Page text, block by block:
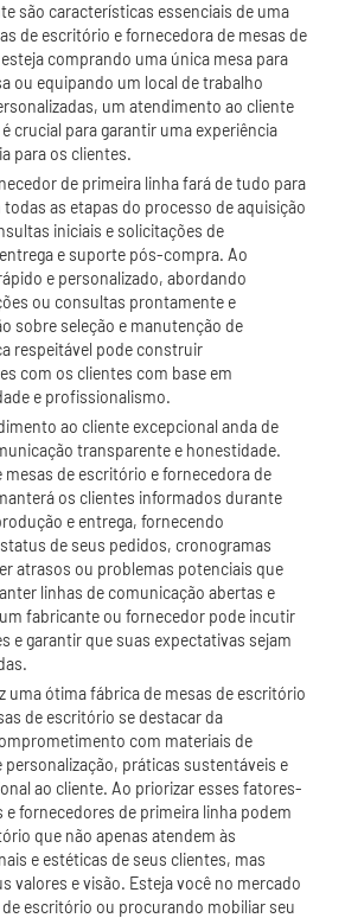
são características essenciais de uma
de escritório e fornecedora de mesas de
comprando uma única mesa para
ou equipando um local de trabalho
um atendimento ao cliente
crucial para garantir uma experiência
para os clientes.
de primeira linha fará de tudo para
as etapas do processo de aquisição
iniciais e solicitações de
e suporte pós-compra. Ao
e personalizado, abordando
ou consultas prontamente e
sobre seleção e manutenção de
respeitável pode construir
com os clientes com base em
e profissionalismo.
ao cliente excepcional anda de
transparente e honestidade.
mesas de escritório e fornecedora de
os clientes informados durante
e entrega, fornecendo
de seus pedidos, cronogramas
atrasos ou problemas potenciais que
linhas de comunicação abertas e
fabricante ou fornecedor pode incutir
e garantir que suas expectativas sejam
uma ótima fábrica de mesas de escritório
de escritório se destacar da
com materiais de
personalização, práticas sustentáveis ​​e
ao cliente. Ao priorizar esses fatores-
e fornecedores de primeira linha podem
que não apenas atendem às
e estéticas de seus clientes, mas
valores e visão. Esteja você no mercado
escritório ou procurando mobiliar seu